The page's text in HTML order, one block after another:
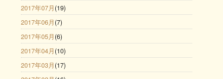
2017年07月 (19)
2017年06月 (7)
2017年05月 (6)
2017年04月 (10)
2017年03月 (17)